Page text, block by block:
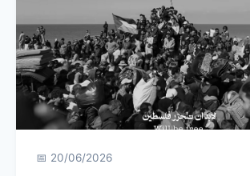
📅 20/06/2026